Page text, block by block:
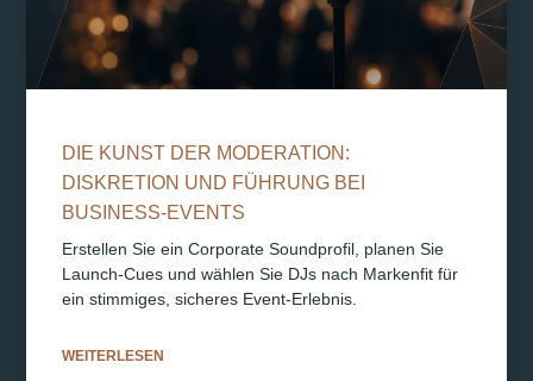
DIE KUNST DER MODERATION:
DISKRETION UND FÜHRUNG BEI
BUSINESS-EVENTS
Erstellen Sie ein Corporate Soundprofil, planen Sie
Launch-Cues und wählen Sie DJs nach Markenfit für
ein stimmiges, sicheres Event-Erlebnis.
WEITERLESEN